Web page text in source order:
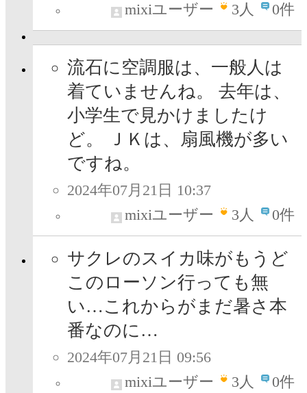
mixiユーザー
3人 0件
流石に空調服は、一般人は
着ていませんね。 去年は、
小学生で見かけましたけ
ど。 ＪＫは、扇風機が多い
ですね。
2024年07月21日 10:37
mixiユーザー
3人 0件
サクレのスイカ味がもうど
このローソン行っても無
い…これからがまだ暑さ本
番なのに…
2024年07月21日 09:56
mixiユーザー
3人 0件